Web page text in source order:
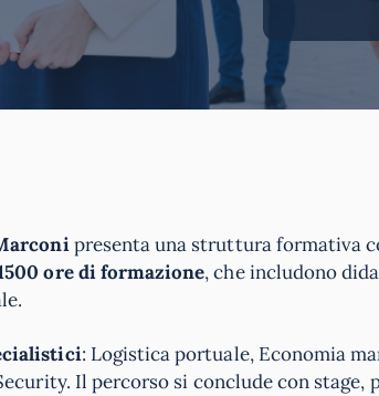
presenta una struttura formativa
ore di formazione, che includono
: Logistica portuale, Economia
Il percorso si conclude con stage,